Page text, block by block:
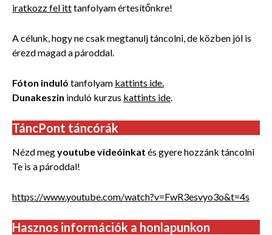
iratkozz fel itttanfolyam értesítőnkre!
A célunk, hogy ne csak megtanulj táncolni, de közben jól is
érezd magad a pároddal.
Fóton induló tanfolyam kattints ide.
Dunakeszin induló kurzus kattints ide.
TáncPont táncórák
Nézd megyoutube videóinkat és gyere hozzánk táncolni
Te is a pároddal!
https://www.youtube.com/watch?v=FwR3esvyo3o&t=4s
Hasznos információk a honlapunkon